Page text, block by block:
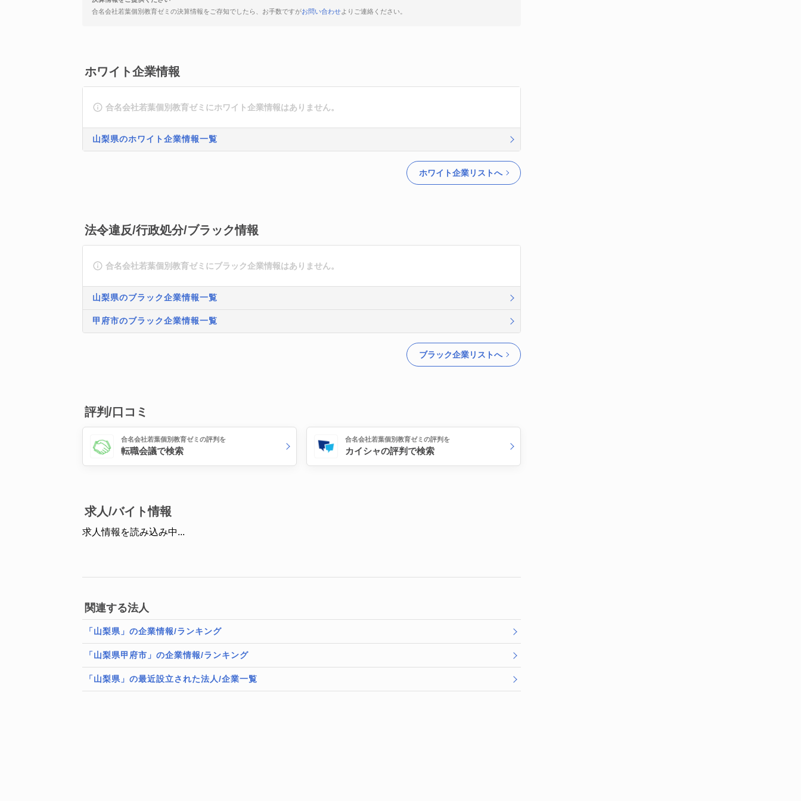
合名会社若葉個別教育ゼミの決算情報をご存知でしたら、お手数ですがお問い合わせよりご連絡ください。
ホワイト企業情報
合名会社若葉個別教育ゼミにホワイト企業情報はありません。
山梨県のホワイト企業情報一覧
ホワイト企業リストへ
法令違反/行政処分/ブラック情報
合名会社若葉個別教育ゼミにブラック企業情報はありません。
山梨県のブラック企業情報一覧
甲府市のブラック企業情報一覧
ブラック企業リストへ
評判/口コミ
合名会社若葉個別教育ゼミの評判を
転職会議で検索
合名会社若葉個別教育ゼミの評判を
カイシャの評判で検索
求人/バイト情報
求人情報を読み込み中...
関連する法人
「山梨県」の企業情報/ランキング
「山梨県甲府市」の企業情報/ランキング
「山梨県」の最近設立された法人/企業一覧